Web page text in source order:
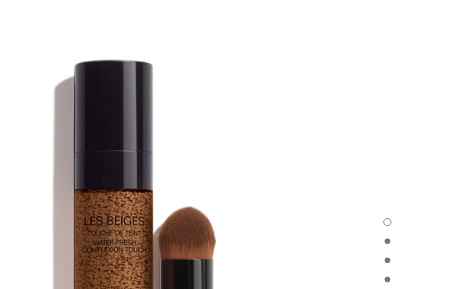
LES BEIGES TOUCHE DE TEINT - العرض الافتراضي
LES BEIGES TOUCHE DE TEINT - العرض البديل 1
LES BEIGES TOUCHE DE TEINT - عرض المواد الأساسية
LES BEIGES TOUCHE DE TEINT - product.packShot.APPLICATION_VISUAL_1